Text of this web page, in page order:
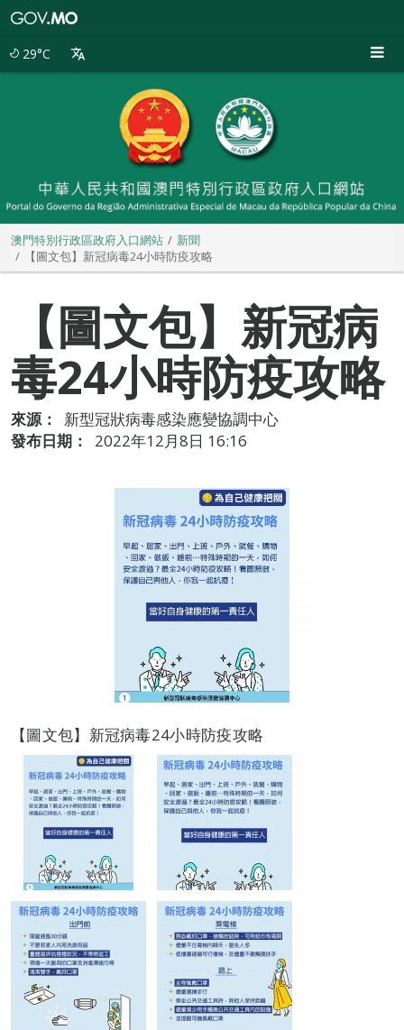
29°C
澳門特別行政區政府入口網站
新聞
【圖文包】新冠病毒24小時防疫攻略
【圖文包】新冠病
毒24小時防疫攻略
來源：
新型冠狀病毒感染應變協調中心
發布日期：
2022年12月8日 16:16
【圖文包】新冠病毒24小時防疫攻略